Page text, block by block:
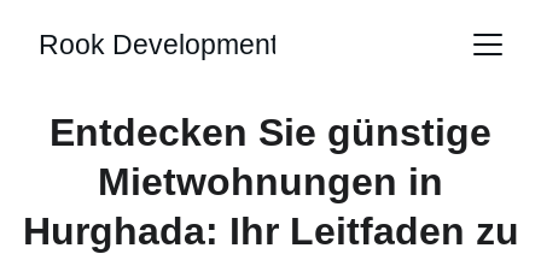
Rook Development
Entdecken Sie günstige
Mietwohnungen in
Hurghada: Ihr Leitfaden zu